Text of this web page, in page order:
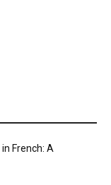
French: A